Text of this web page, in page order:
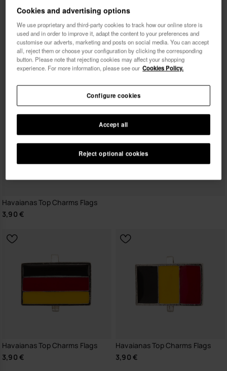
Havaianas Top Charms Flags
3,90 €
Havaianas Top Charms Flags
3,90 €
Havaianas Top Charms Flags
3,90 €
Cookies and advertising options
We use proprietary and third-party cookies to track how our online store is
used and in order to improve it, adapt the content to your preferences and
customise our adverts, marketing and posts on social media. You can accept
all, reject them or choose your configuration by clicking the corresponding
button. Please note that rejecting cookies may affect your shopping
experience. For more information, please see our Cookies Policy.
Reject optional cookies
Accept all
Configure cookies